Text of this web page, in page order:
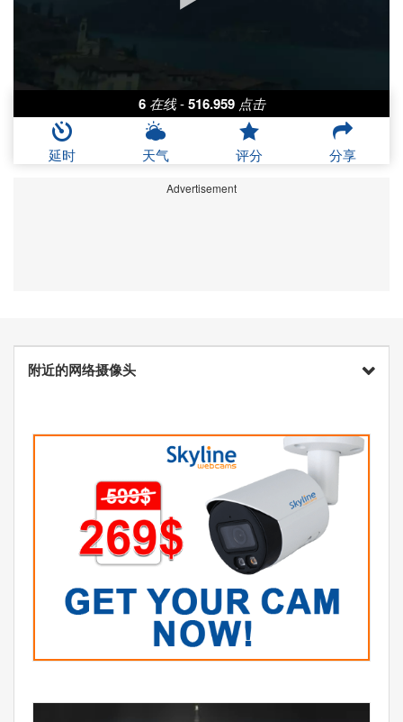
6 在线 - 516.959 点击
延时 天气 评分 分享
Advertisement
附近的网络摄像头